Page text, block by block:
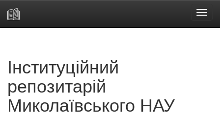
Інституційний
репозитарій
Миколаївського НАУ